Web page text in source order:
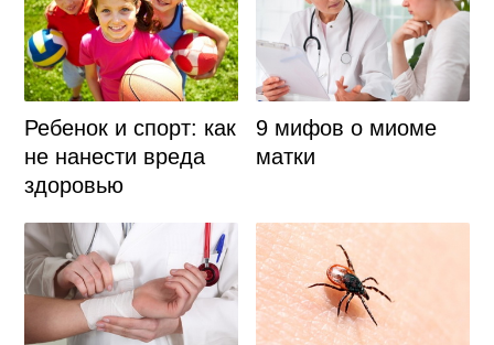
Ребенок и спорт: как
не нанести вреда
здоровью
9 мифов о миоме
матки